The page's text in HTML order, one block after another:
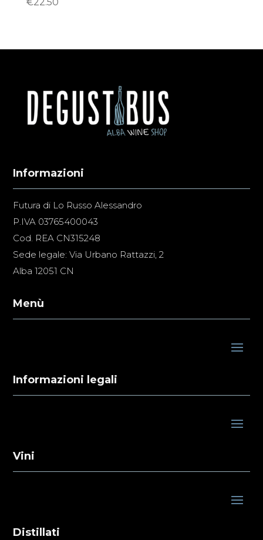
Informazioni
Futura di Lo Russo Alessandro
P.IVA 03765400043
Cod. REA CN315248
Sede legale: Via Urbano Rattazzi, 2
Alba 12051 CN
Menù
Informazioni legali
Vini
Distillati